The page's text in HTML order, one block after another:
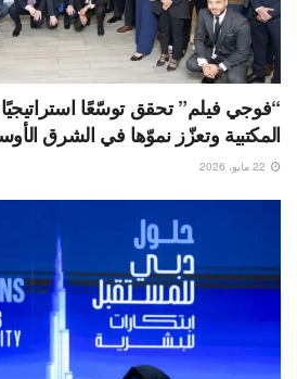
“فوجي فيلم” تحقق توسّعًا
المكتبية وتعزّز نموّها في الشرق